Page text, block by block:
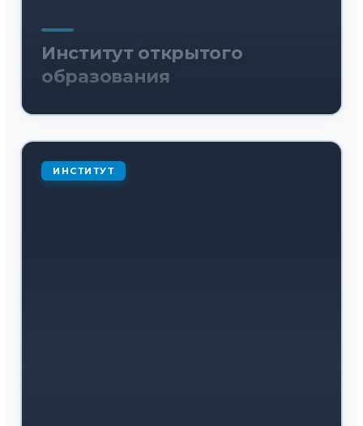
Институт открытого
образования
ИНСТИТУТ